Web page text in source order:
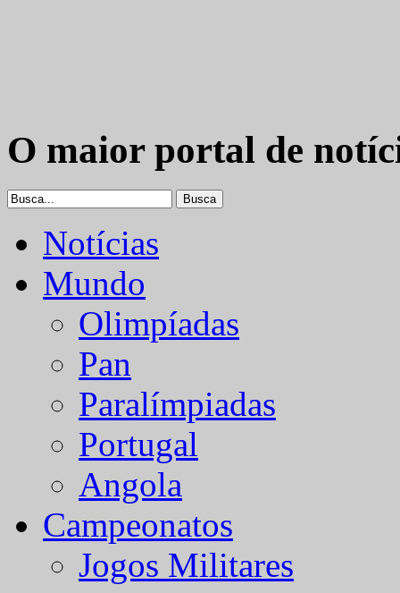
O maior portal de
Notícias
Mundo
Olimpíadas
Pan
Paralímpiadas
Portugal
Angola
Campeonatos
Jogos Militares